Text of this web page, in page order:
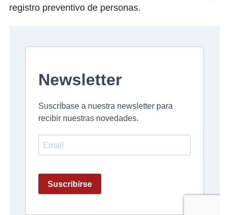
registro preventivo de personas.